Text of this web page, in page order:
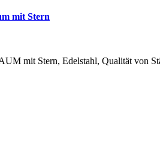
mit Stern
mit Stern, Edelstahl, Qualität von